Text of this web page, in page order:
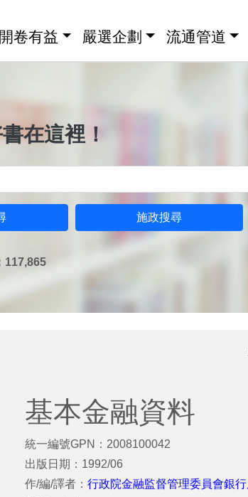
卷有益 嚴選企劃 流通管道
在這裡！
施政搜尋
117,865
基本金融資料
統一編號GPN：2008100042
出版日期：1992/06
作/編/譯者： 行政院金融監督管理委員會銀行